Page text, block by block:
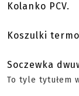
Kolanko PCV.
Koszulki
Soczewka
To tyle tytułem